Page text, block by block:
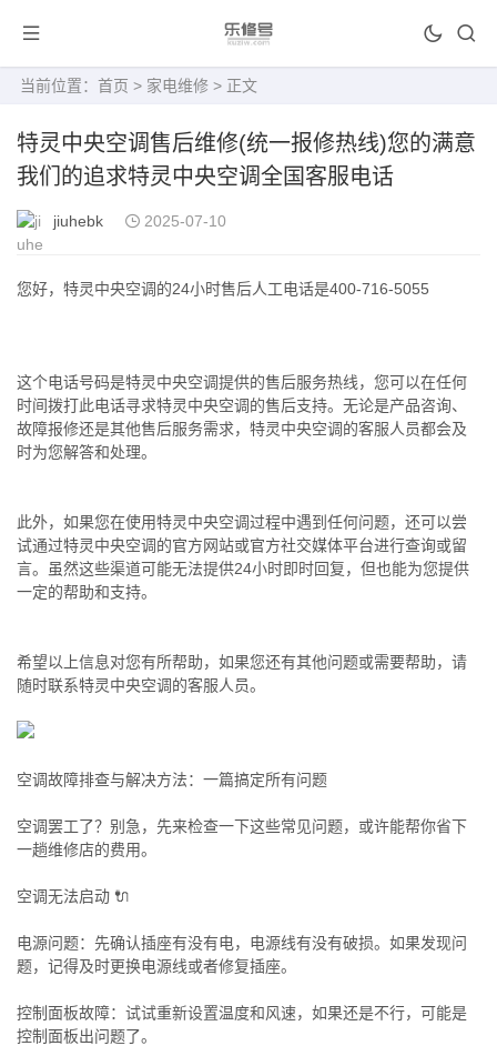
当前位置： 首页 > 家电维修 > 正文
特灵中央空调售后维修(统一报修热线)您的满意
我们的追求特灵中央空调全国客服电话
jiuhebk 2025-07-10
您好，特灵中央空调的24小时售后人工电话是400-716-5055
这个电话号码是特灵中央空调提供的售后服务热线，您可以在任何
时间拨打此电话寻求特灵中央空调的售后支持。无论是产品咨询、
故障报修还是其他售后服务需求，特灵中央空调的客服人员都会及
时为您解答和处理。
此外，如果您在使用特灵中央空调过程中遇到任何问题，还可以尝
试通过特灵中央空调的官方网站或官方社交媒体平台进行查询或留
言。虽然这些渠道可能无法提供24小时即时回复，但也能为您提供
一定的帮助和支持。
希望以上信息对您有所帮助，如果您还有其他问题或需要帮助，请
随时联系特灵中央空调的客服人员。
空调故障排查与解决方法：一篇搞定所有问题
空调罢工了？别急，先来检查一下这些常见问题，或许能帮你省下
一趟维修店的费用。
空调无法启动 🔌
电源问题：先确认插座有没有电，电源线有没有破损。如果发现问
题，记得及时更换电源线或者修复插座。
控制面板故障：试试重新设置温度和风速，如果还是不行，可能是
控制面板出问题了。